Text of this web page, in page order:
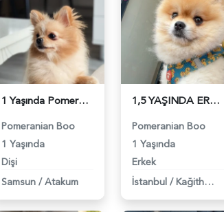
1 Yaşında Pomeranian Boo Köpeğim Eş Arıyor - 118984346
Pomeranian Boo
1 Yaşında
Dişi
Samsun / Atakum
1,5 YAŞINDA ERKEK BENZER SURAT EŞ ARIYORUZ - 118984329
Pomeranian Boo
1 Yaşında
Erkek
İstanbul / Kağithane